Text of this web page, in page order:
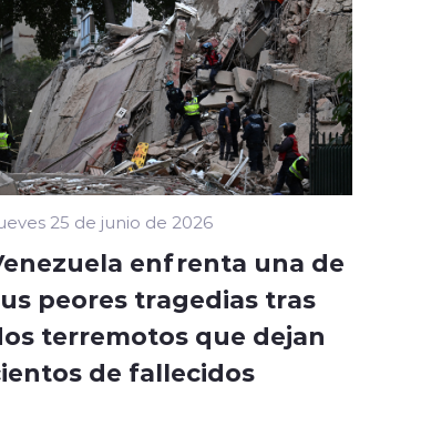
25 de junio de 2026
enfrenta una de
peores tragedias tras
terremotos que dejan
de fallecidos